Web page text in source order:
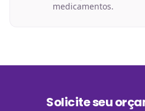
medicamentos.
Solicite seu